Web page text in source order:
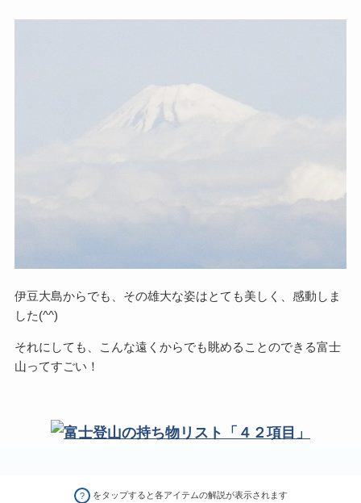
伊豆大島からでも、その雄大な姿はとても美しく、感動しま
した(^^)
それにしても、こんな遠くからでも眺めることのできる富士
山ってすごい！
? をタップすると各アイテムの解説が表示されます